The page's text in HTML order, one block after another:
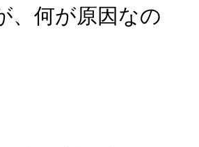
、何が原因なの